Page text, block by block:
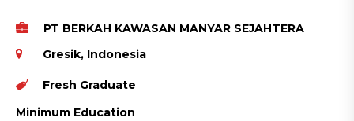
PT BERKAH KAWASAN MANYAR SEJAHTERA
Gresik, Indonesia
Fresh Graduate
Minimum Education